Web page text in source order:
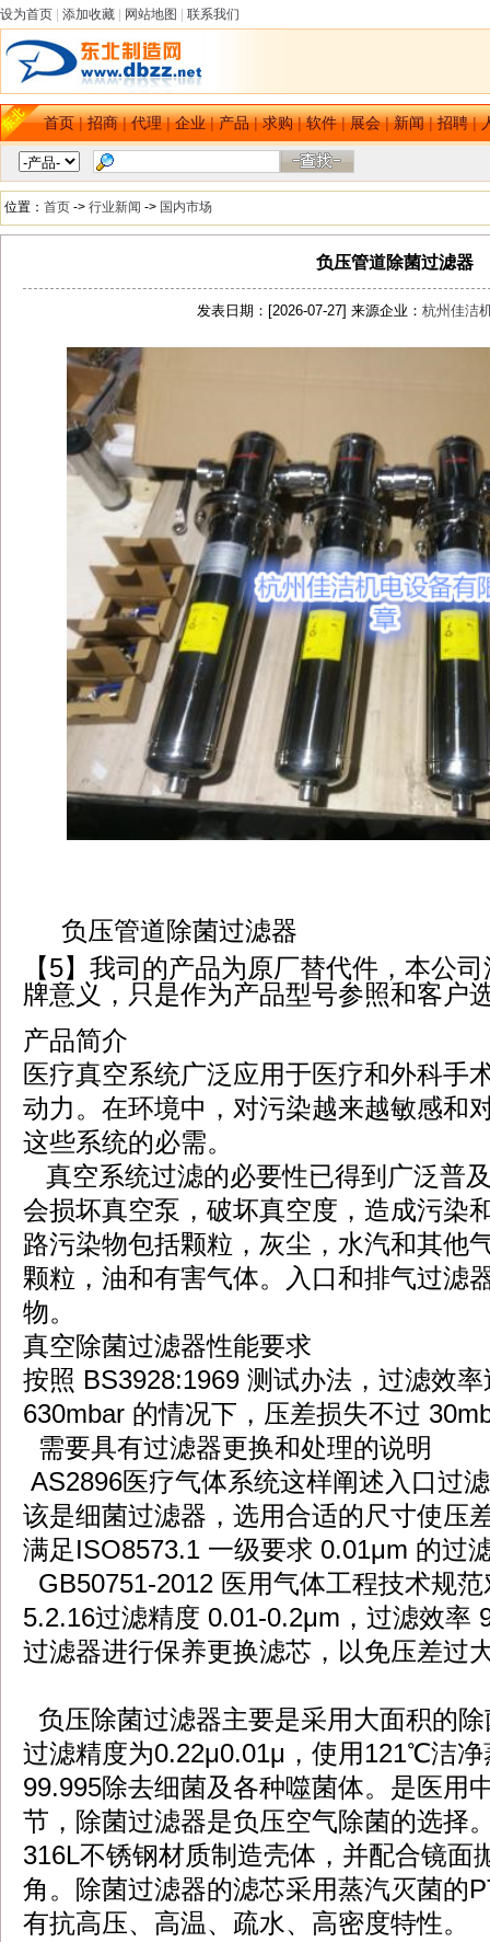
设为首页 添加收藏 网站地图 联系我们
首页|招商|代理|企业|产品|求购|软件|展会|新闻|招聘|
位置： 首页 -> 行业新闻 -> 国内市场
负压管道除菌过滤器
发表日期：[2026-07-27] 来源企业：杭州佳洁
负压管道除菌过滤器
【5】我司的产品为原厂替代件，本公
牌意义，只是作为产品型号参照和客户
产品简介
医疗真空系统广泛应用于医疗和外科手
动力。在环境中，对污染越来越敏感和
这些系统的必需。
真空系统过滤的必要性已得到广泛普
会损坏真空泵，破坏真空度，造成污染
路污染物包括颗粒，灰尘，水汽和其他
颗粒，油和有害气体。入口和排气过滤
物。
真空除菌过滤器性能要求
按照 BS3928:1969 测试办法，过滤效
630mbar 的情况下，压差损失不过
需要具有过滤器更换和处理的说明
AS2896医疗气体系统这样阐述入口过
该是细菌过滤器，选用合适的尺寸使压
满足ISO8573.1 一级要求 0.01μm 的过
GB50751-2012 医用气体工程技术规
5.2.16过滤精度 0.01-0.2μm，过滤效率
过滤器进行保养更换滤芯，以免压差过
负压除菌过滤器主要是采用大面积的
过滤精度为0.22μ0.01μ，使用121℃洁
99.995除去细菌及各种噬菌体。是医用
节，除菌过滤器是负压空气除菌的选择
316L不锈钢材质制造壳体，并配合镜面
角。除菌过滤器的滤芯采用蒸汽灭菌的
有抗高压、高温、疏水、高密度特性。